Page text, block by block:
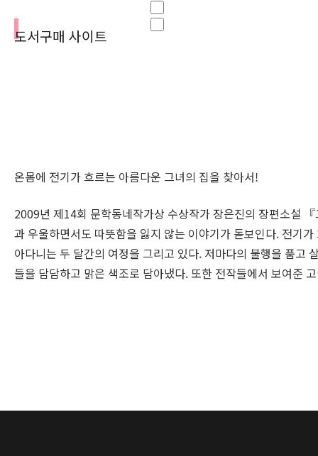
도서구매 사이트
온몸에 전기가 흐르는 아름다운 그녀의 집을 찾아서!
2009년 제14회 문학동네작가상 수상작가 장은진의 장편소설
과 우울하면서도 따뜻함을 잃지 않는 이야기가 돋보인다. 전기
아다니는 두 달간의 여정을 그리고 있다. 저마다의 불행을 품고
들을 담담하고 맑은 색조로 담아냈다. 또한 전작들에서 보여준